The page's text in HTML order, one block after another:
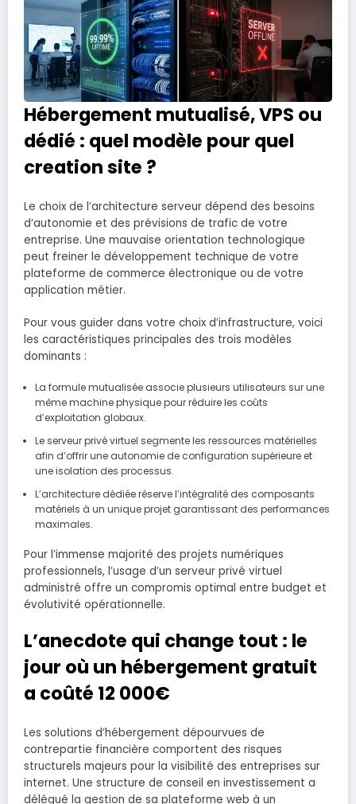
Hébergement mutualisé, VPS ou
dédié : quel modèle pour quel
creation site ?
Le choix de l’architecture serveur dépend des besoins
d’autonomie et des prévisions de trafic de votre
entreprise. Une mauvaise orientation technologique
peut freiner le développement technique de votre
plateforme de commerce électronique ou de votre
application métier.
Pour vous guider dans votre choix d’infrastructure, voici
les caractéristiques principales des trois modèles
dominants :
La formule mutualisée associe plusieurs utilisateurs sur une
même machine physique pour réduire les coûts
d’exploitation globaux.
Le serveur privé virtuel segmente les ressources matérielles
afin d’offrir une autonomie de configuration supérieure et
une isolation des processus.
L’architecture dédiée réserve l’intégralité des composants
matériels à un unique projet garantissant des performances
maximales.
Pour l’immense majorité des projets numériques
professionnels, l’usage d’un serveur privé virtuel
administré offre un compromis optimal entre budget et
évolutivité opérationnelle.
L’anecdote qui change tout : le
jour où un hébergement gratuit
a coûté 12 000€
Les solutions d’hébergement dépourvues de
contrepartie financière comportent des risques
structurels majeurs pour la visibilité des entreprises sur
internet. Une structure de conseil en investissement a
délégué la gestion de sa plateforme web à un